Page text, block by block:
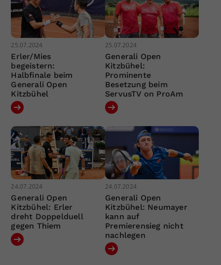
25.07.2024
Erler/Mies
begeistern:
Halbfinale beim
Generali Open
Kitzbühel
25.07.2024
Generali Open
Kitzbühel:
Prominente
Besetzung beim
ServusTV on ProAm
24.07.2024
Generali Open
Kitzbühel: Erler
dreht Doppelduell
gegen Thiem
24.07.2024
Generali Open
Kitzbühel: Neumayer
kann auf
Premierensieg nicht
nachlegen